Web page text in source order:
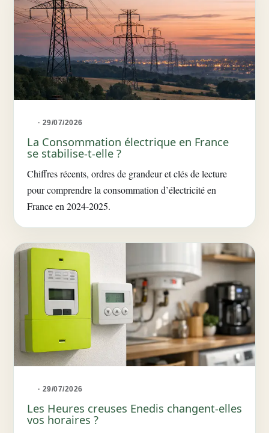
· 29/07/2026
La Consommation électrique en France
se stabilise-t-elle ?
Chiffres récents, ordres de grandeur et clés de lecture
pour comprendre la consommation d’électricité en
France en 2024-2025.
· 29/07/2026
Les Heures creuses Enedis changent-elles
vos horaires ?